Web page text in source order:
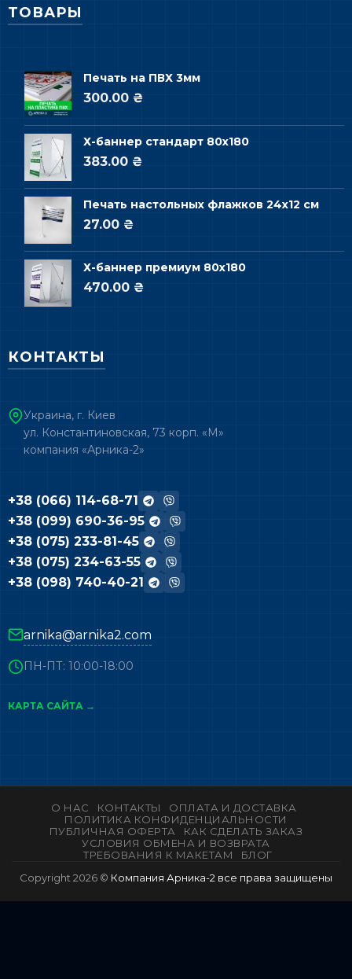
ТОВАРЫ
Печать на ПВХ 3мм
300.00 ₴
Х-баннер стандарт 80х180
383.00 ₴
Печать настольных флажков 24х12 см
27.00 ₴
Х-баннер премиум 80х180
470.00 ₴
КОНТАКТЫ
Украина, г. Киев
ул. Константиновская, 73 корп. «М»
компания «Арника-2»
+38 (066) 114-68-71
+38 (099) 690-36-95
+38 (075) 233-81-45
+38 (075) 234-63-55
+38 (098) 740-40-21
arnika@arnika2.com
ПН-ПТ: 10:00-18:00
КАРТА САЙТА →
О НАС КОНТАКТЫ
ОПЛАТА И ДОСТАВКА
ПОЛИТИКА КОНФИДЕНЦИАЛЬНОСТИ
ПУБЛИЧНАЯ ОФЕРТА
КАК СДЕЛАТЬ ЗАКАЗ
УСЛОВИЯ ОБМЕНА И ВОЗВРАТА
ТРЕБОВАНИЯ К МАКЕТАМ
БЛОГ
Copyright 2026 © Компания Арника-2 все права защищены